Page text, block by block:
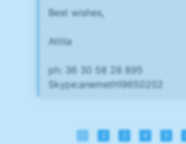
Best wishes,
Attila
ph: 36 30 58 28 895
Skype:anemeth19650202
4